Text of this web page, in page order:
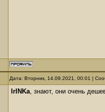
Дата: Вторник, 14.09.2021, 00:01 |
IrINKa, знают, они очень